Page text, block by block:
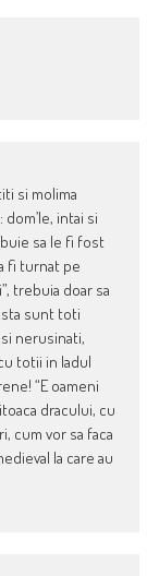
si molima
intai si
sa le fi fost
fi turnat pe
trebuia doar sa
sunt toti
nerusinati,
totii in Iadul
“E oameni
dracului, cu
cum vor sa faca
la care au